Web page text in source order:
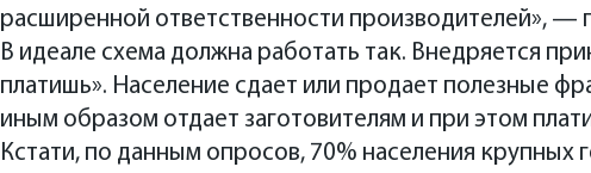
расширенной ответственности производителей», —
В идеале схема должна работать так. Внедряется
платишь». Население сдает или продает полезные
иным образом отдает заготовителям и при этом
Кстати, по данным опросов, 70% населения крупных